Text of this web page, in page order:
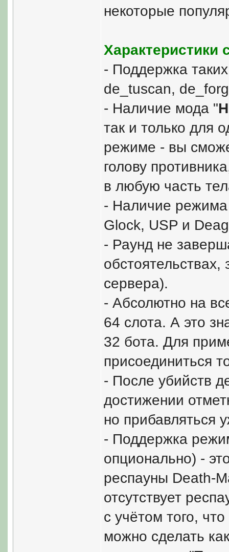
некоторые
Характеристики
- Поддержка
de_tuscan,
- Наличие мода "
так и только для
режиме - вы
голову
в любую часть
- Наличие
Glock, USP и
- Раунд не
сервера).
- Абсолютно на
64 слота. А это
32 бота. Для
присоединиться
- После убийств
достижении
но прибавляться
- Поддержка
опционально) -
респауны Death-
отсутствует
с учётом того,
можно сделать